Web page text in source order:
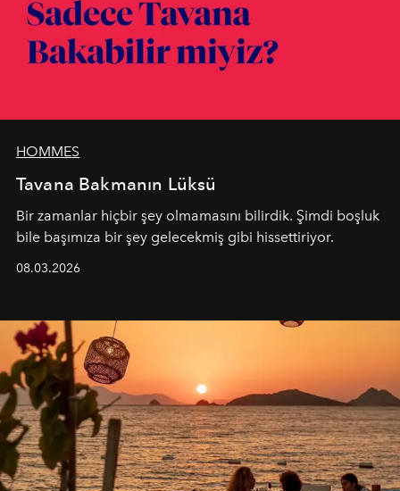
HOMMES
Tavana Bakmanın Lüksü
Bir zamanlar hiçbir şey olmamasını bilirdik. Şimdi boşluk
bile başımıza bir şey gelecekmiş gibi hissettiriyor.
08.03.2026